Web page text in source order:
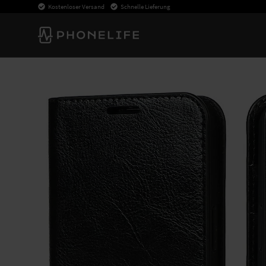
Kostenloser Versand Schnelle Lieferung